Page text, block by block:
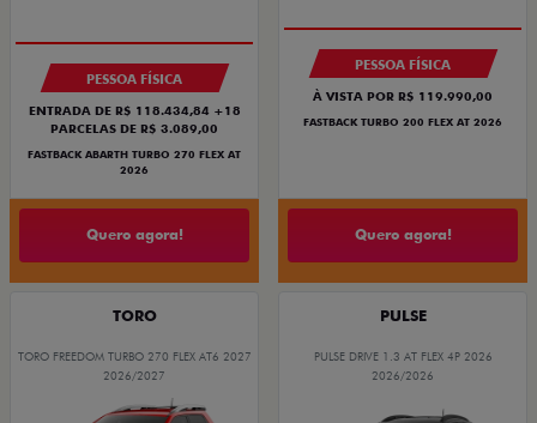
PESSOA FÍSICA
ENTRADA DE R$ 118.434,84 +18
PARCELAS DE R$ 3.089,00
FASTBACK ABARTH TURBO 270 FLEX AT
2026
Quero agora!
PESSOA FÍSICA
À VISTA POR R$ 119.990,00
FASTBACK TURBO 200 FLEX AT 2026
Quero agora!
TORO
TORO FREEDOM TURBO 270 FLEX AT6 2027
2026/2027
PULSE
PULSE DRIVE 1.3 AT FLEX 4P 2026
2026/2026